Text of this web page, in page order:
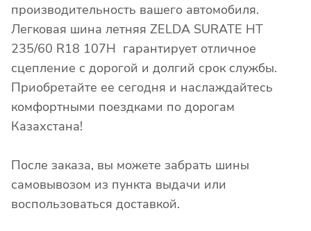
производительность вашего автомобиля.
Легковая шина летняя ZELDA SURATE HT
235/60 R18 107H гарантирует отличное
сцепление с дорогой и долгий срок службы.
Приобретайте ее сегодня и наслаждайтесь
комфортными поездками по дорогам
Казахстана!
После заказа, вы можете забрать шины
самовывозом из пункта выдачи или
воспользоваться доставкой.